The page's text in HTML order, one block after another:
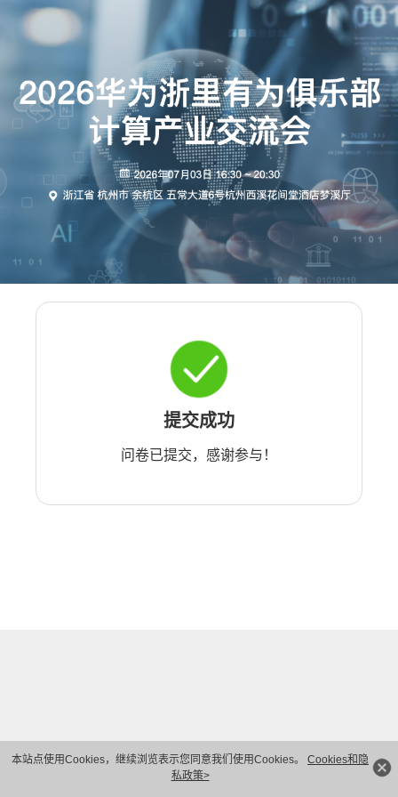
本站点使用Cookies，继续浏览表示您同意我们使用Cookies。 Cookies和隐
私政策>
提交成功
问卷已提交，感谢参与！